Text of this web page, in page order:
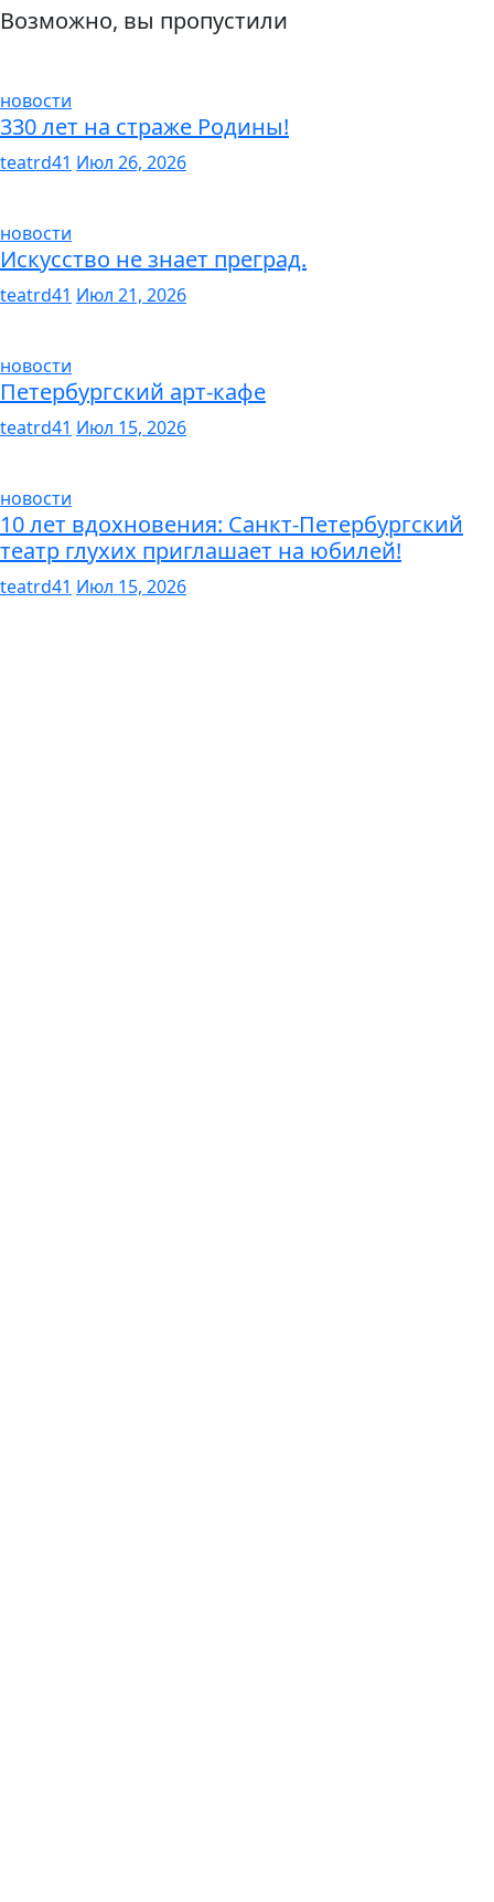
Возможно, вы пропустили
новости
330 лет на страже Родины!
teatrd41 Июл 26, 2026
новости
Искусство не знает преград.
teatrd41 Июл 21, 2026
новости
Петербургский арт-кафе
teatrd41 Июл 15, 2026
новости
10 лет вдохновения: Санкт-Петербургский
театр глухих приглашает на юбилей!
teatrd41 Июл 15, 2026